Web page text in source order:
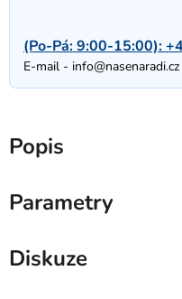
(Po-Pá: 9:00-15:00):
E-mail - info@nasenaradi.cz
Popis
Parametry
Diskuze